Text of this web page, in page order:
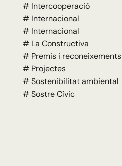
# Intercooperació
# Internacional
# Internacional
# La Constructiva
# Premis i reconeixements
# Projectes
# Sostenibilitat ambiental
# Sostre Cívic